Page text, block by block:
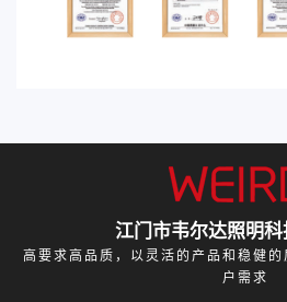
江门市韦尔达照明科
高要求高品质，以灵活的产品和稳健
户需求